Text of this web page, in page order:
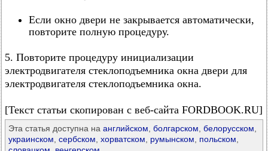
Если окно двери не закрывается автоматически,
повторите полную процедуру.
5. Повторите процедуру инициализации
электродвигателя стеклоподъемника окна двери для
электродвигателя стеклоподъемника окна.
[Текст статьи скопирован с веб-сайта FORDBOOK.RU]
Эта статья доступна на английском болгарском белорусском
украинском сербском хорватском румынском польском